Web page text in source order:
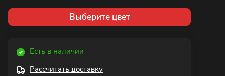
Выберите цвет
Есть в наличии
Рассчитать доставку